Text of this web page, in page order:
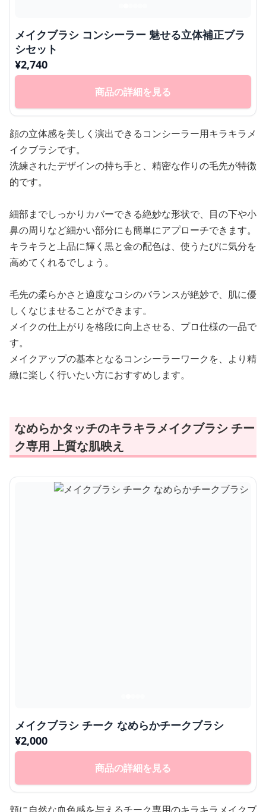
メイクブラシ コンシーラー 魅せる立体補正ブラ
シセット
¥2,740
商品の詳細を見る
顔の立体感を美しく演出できるコンシーラー用キラキラメ
イクブラシです。
洗練されたデザインの持ち手と、精密な作りの毛先が特徴
的です。
細部までしっかりカバーできる絶妙な形状で、目の下や小
鼻の周りなど細かい部分にも簡単にアプローチできます。
キラキラと上品に輝く黒と金の配色は、使うたびに気分を
高めてくれるでしょう。
毛先の柔らかさと適度なコシのバランスが絶妙で、肌に優
しくなじませることができます。
メイクの仕上がりを格段に向上させる、プロ仕様の一品で
す。
メイクアップの基本となるコンシーラーワークを、より精
緻に楽しく行いたい方におすすめします。
なめらかタッチのキラキラメイクブラシ チー
ク専用 上質な肌映え
メイクブラシ チーク なめらかチークブラシ
¥2,000
商品の詳細を見る